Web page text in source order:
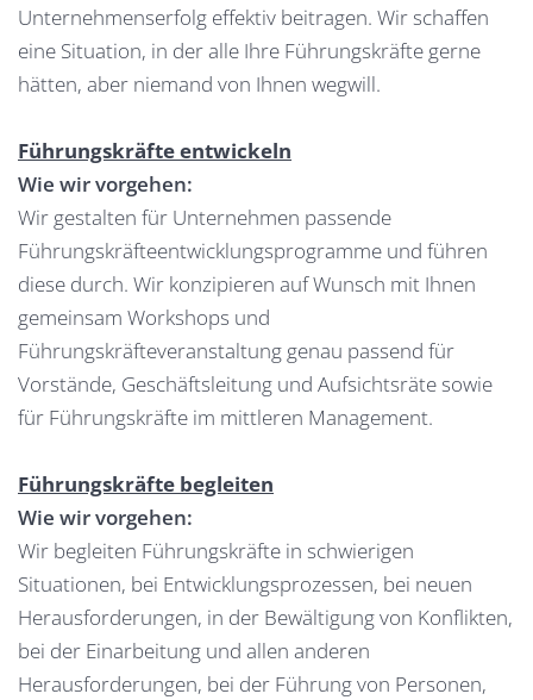
Unternehmenserfolg effektiv beitragen. Wir schaffen
eine Situation, in der alle Ihre Führungskräfte gerne
hätten, aber niemand von Ihnen wegwill.
Führungskräfte entwickeln
Wie wir vorgehen:
Wir gestalten für Unternehmen passende
Führungskräfteentwicklungsprogramme und führen
diese durch. Wir konzipieren auf Wunsch mit Ihnen
gemeinsam Workshops und
Führungskräfteveranstaltung genau passend für
Vorstände, Geschäftsleitung und Aufsichtsräte sowie
für Führungskräfte im mittleren Management.
Führungskräfte begleiten
Wie wir vorgehen:
Wir begleiten Führungskräfte in schwierigen
Situationen, bei Entwicklungsprozessen, bei neuen
Herausforderungen, in der Bewältigung von Konflikten,
bei der Einarbeitung und allen anderen
Herausforderungen, bei der Führung von Personen,